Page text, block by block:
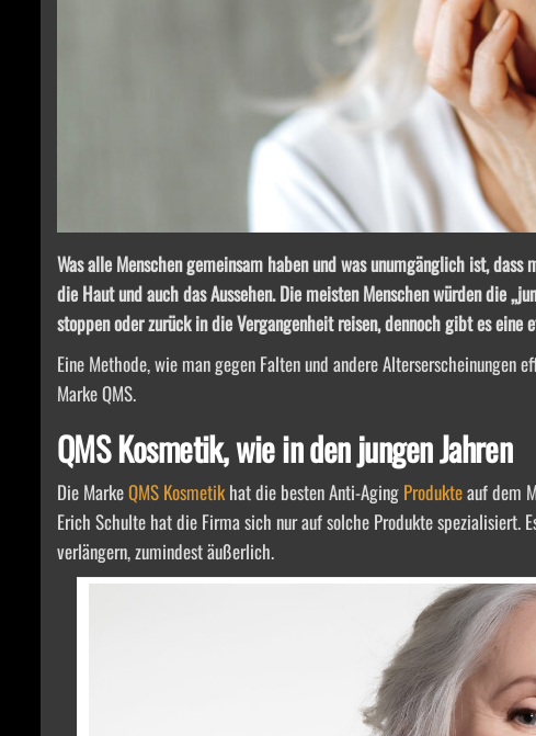
Was alle Menschen gemeinsam haben und was unumgänglich ist,
die Haut und auch das Aussehen. Die meisten Menschen würden die
stoppen oder zurück in die Vergangenheit reisen, dennoch gibt es
Eine Methode, wie man gegen Falten und andere
Marke QMS.
QMS Kosmetik, wie in den jungen Jahren
Die MarkeQMS Kosmetik hat die besten Anti-Aging Produkteauf dem
Erich Schulte hat die Firma sich nur auf solche Produkte spezialisiert.
verlängern, zumindest äußerlich.